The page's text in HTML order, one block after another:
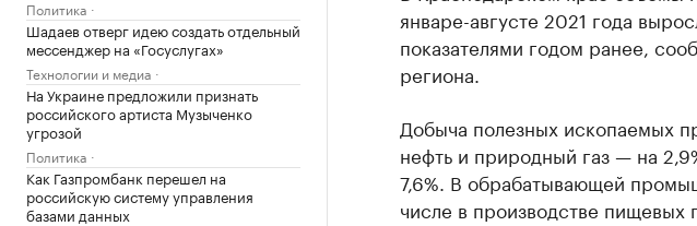
Политика
Шадаев отверг идею создать отдельный
мессенджер на «Госуслугах»
Технологии и медиа
На Украине предложили признать
российского артиста Музыченко
угрозой
Политика
Как Газпромбанк перешел на
российскую систему управления
базами данных
январе-августе 2021 года
показателями годом ранее,
региона.
Добыча полезных ископаемых
нефть и природный газ — на
7,6%. В обрабатывающей
числе в производстве пищевых